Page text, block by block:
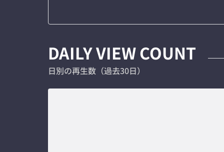
DAILY VIEW COUNT
日別の再生数（過去30日）